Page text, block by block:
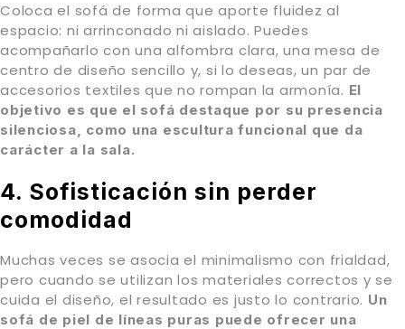
Coloca el sofá de forma que aporte fluidez al
espacio: ni arrinconado ni aislado. Puedes
acompañarlo con una alfombra clara, una mesa de
centro de diseño sencillo y, si lo deseas, un par de
accesorios textiles que no rompan la armonía. El
objetivo es que el sofá destaque por su presencia
silenciosa, como una escultura funcional que da
carácter a la sala.
4. Sofisticación sin perder
comodidad
Muchas veces se asocia el minimalismo con frialdad,
pero cuando se utilizan los materiales correctos y se
cuida el diseño, el resultado es justo lo contrario. Un
sofá de piel de líneas puras puede ofrecer una